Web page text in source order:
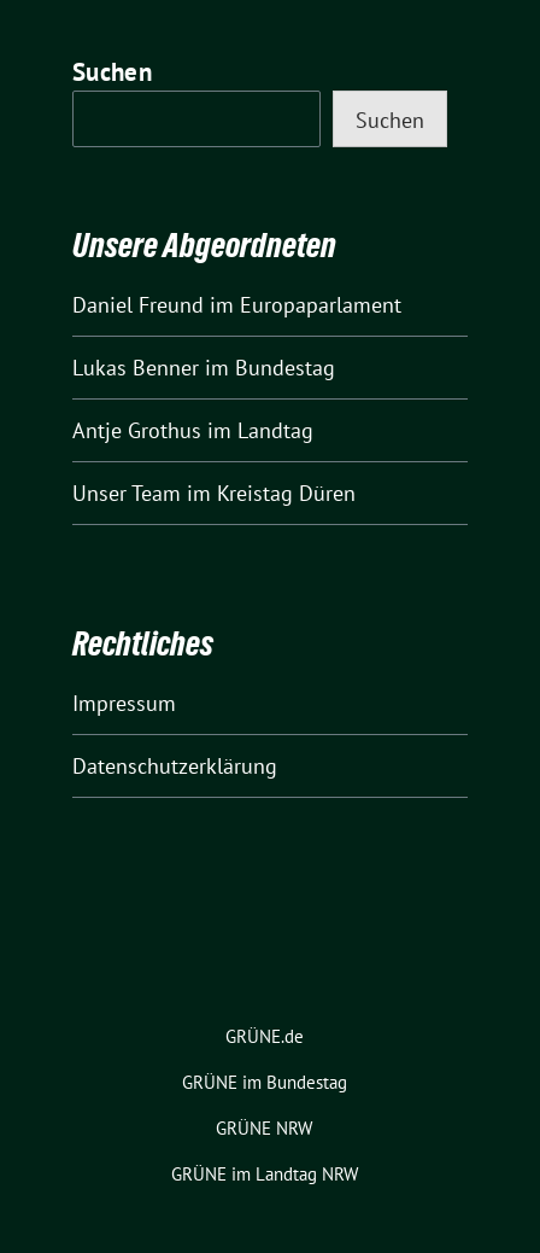
Suchen
Suchen
Unsere Abgeordneten
Daniel Freund im Europaparlament
Lukas Benner im Bundestag
Antje Grothus im Landtag
Unser Team im Kreistag Düren
Rechtliches
Impressum
Datenschutzerklärung
GRÜNE.de
GRÜNE im Bundestag
GRÜNE NRW
GRÜNE im Landtag NRW